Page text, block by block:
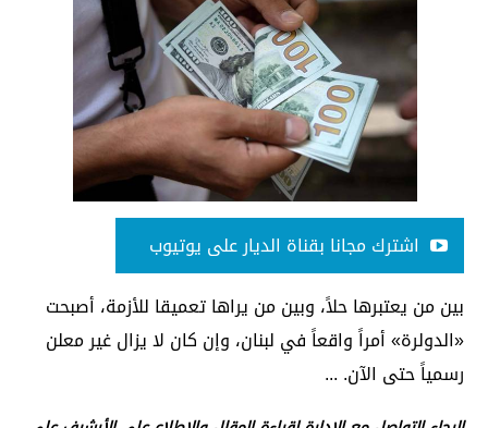
اشترك مجانا بقناة الديار على يوتيوب
بين من يعتبرها حلاً، وبين من يراها تعميقا للأزمة، أصبحت
«الدولرة» أمراً واقعاً في لبنان، وإن كان لا يزال غير معلن
رسمياً حتى الآن. ...